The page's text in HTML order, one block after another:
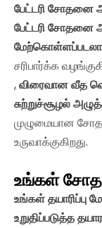
பேட்டரி சோதனை
பேட்டரி சோதனை
சரிபார்க்க
,விரைவான வீத
சுற்றுச்சூழல்
முழுமையான
உருவாக்குகிறது.
உங்கள்
உங்கள் தயாரிப்பு
உறுதிப்படுத்த